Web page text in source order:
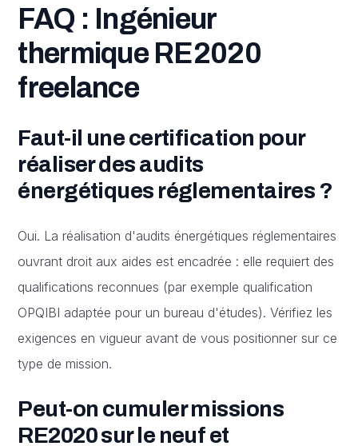
FAQ : Ingénieur
thermique RE2020
freelance
Faut-il une certification pour
réaliser des audits
énergétiques réglementaires ?
Oui. La réalisation d'audits énergétiques réglementaires
ouvrant droit aux aides est encadrée : elle requiert des
qualifications reconnues (par exemple qualification
OPQIBI adaptée pour un bureau d'études). Vérifiez les
exigences en vigueur avant de vous positionner sur ce
type de mission.
Peut-on cumuler missions
RE2020 sur le neuf et